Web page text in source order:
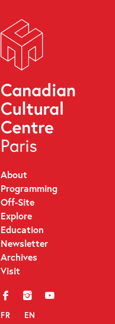
About
Programming
Off-Site
Explore
Education
Newsletter
Archives
Visit
f i y
FR EN